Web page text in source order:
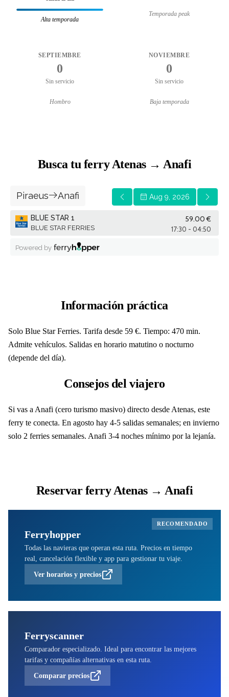
Alta temporada
Temporada peak
SEPTIEMBRE
0
Sin servicio
Hombro
NOVIEMBRE
0
Sin servicio
Baja temporada
Busca tu ferry Atenas → Anafi
Información práctica
Solo Blue Star Ferries. Tarifa desde 59 €. Tiempo: 470 min.
Admite vehículos. Salidas en horario matutino o nocturno
(depende del día).
Consejos del viajero
Si vas a Anafi (cero turismo masivo) directo desde Atenas, este
ferry te conecta. En agosto hay 4-5 salidas semanales; en invierno
solo 2 ferries semanales. Anafi 3-4 noches mínimo por la lejanía.
Reservar ferry Atenas → Anafi
RECOMENDADO
Ferryhopper
Todas las navieras que operan esta ruta. Precios en tiempo
real, cancelación flexible y app para gestionar tu viaje.
Ver horarios y precios
Ferryscanner
Comparador especializado. Ideal para encontrar las mejores
tarifas y compañías alternativas en esta ruta.
Comparar precios